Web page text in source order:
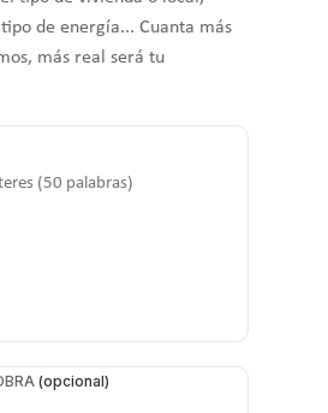
de energía... Cuanta más
más real será tu